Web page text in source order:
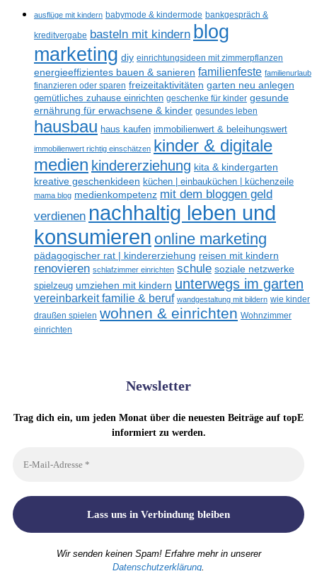
ausflüge mit kindern babymode & kindermode bankgespräch &
kreditvergabe basteln mit kindern blog
marketing diy einrichtungsideen mit zimmerpflanzen
energieeffizientes bauen & sanieren familienfeste familienurlaub
finanzieren oder sparen freizeitaktivitäten garten neu anlegen
gemütliches zuhause einrichten geschenke für kinder gesunde
ernährung für erwachsene & kinder gesundes leben
hausbau haus kaufen immobilienwert & beleihungswert
immobilienwert richtig einschätzen kinder & digitale
medien kindererziehung kita & kindergarten
kreative geschenkideen küchen | einbauküchen | küchenzeile
mama blog medienkompetenz mit dem bloggen geld
verdienen nachhaltig leben und
konsumieren online marketing
pädagogischer rat | kindererziehung reisen mit kindern
renovieren schlafzimmer einrichten schule soziale netzwerke
spielzeug umziehen mit kindern unterwegs im garten
vereinbarkeit familie & beruf wandgestaltung mit bildern wie kinder
draußen spielen wohnen & einrichten Wohnzimmer
einrichten
Newsletter
Trag dich ein, um jeden Monat über die neuesten Beiträge auf topE
informiert zu werden.
Wir senden keinen Spam! Erfahre mehr in unserer
Datenschutzerklärung